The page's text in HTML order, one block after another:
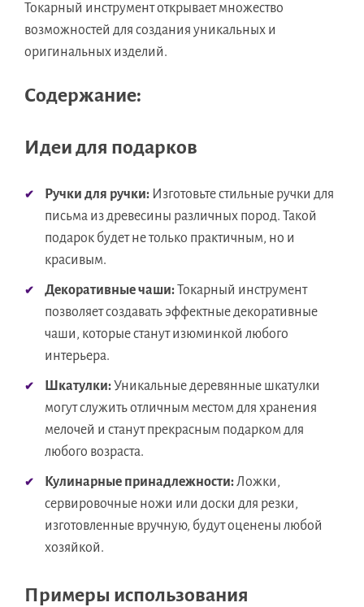
Токарный инструмент открывает множество
возможностей для создания уникальных и
оригинальных изделий.
Содержание:
Идеи для подарков
Ручки для ручки: Изготовьте стильные ручки для
письма из древесины различных пород. Такой
подарок будет не только практичным, но и
красивым.
Декоративные чаши:Токарный инструмент
позволяет создавать эффектные декоративные
чаши, которые станут изюминкой любого
интерьера.
Шкатулки:Уникальные деревянные шкатулки
могут служить отличным местом для хранения
мелочей и станут прекрасным подарком для
любого возраста.
Кулинарные принадлежности:Ложки,
сервировочные ножи или доски для резки,
изготовленные вручную, будут оценены любой
хозяйкой.
Примеры использования